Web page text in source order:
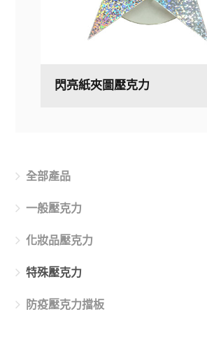
閃亮紙夾圖壓克力
全部產品
一般壓克力
化妝品壓克力
特殊壓克力
防疫壓克力擋板